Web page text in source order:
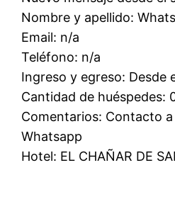
Nombre y apellido:
Email: n/a
Teléfono: n/a
Ingreso y egreso: Desde
Cantidad de huéspedes:
Comentarios: Contacto
Whatsapp
Hotel: EL CHAÑAR DE